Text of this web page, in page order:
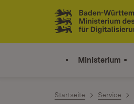
Zum Inhalt springen
Link zur Startseite
Ministerium
Startseite Service